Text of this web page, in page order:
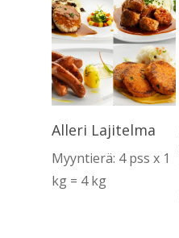
Lue Lisää
Alleri Lajitelma
Myyntierä: 4 pss x 1
kg = 4 kg